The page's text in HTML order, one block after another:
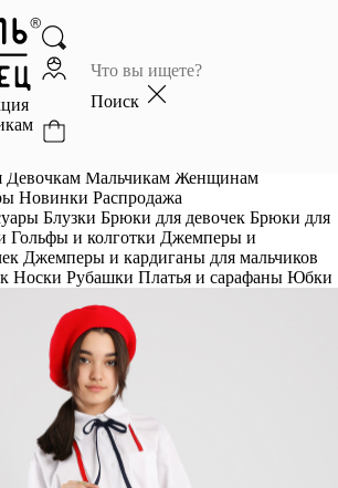
Поиск
Девочкам Мальчикам Женщинам
Новинки Распродажа
Блузки Брюки для девочек Брюки для
Гольфы и колготки Джемперы и
Джемперы и кардиганы для мальчиков
Носки Рубашки Платья и сарафаны Юбки